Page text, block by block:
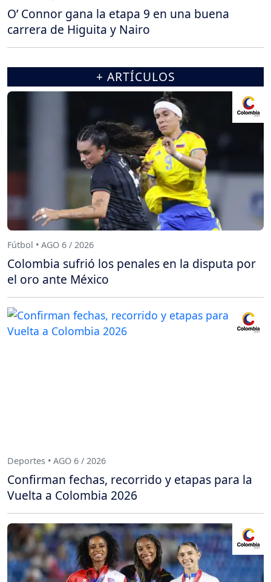
O’ Connor gana la etapa 9 en una buena
carrera de Higuita y Nairo
+ ARTÍCULOS
Fútbol • AGO 6 / 2026
Colombia sufrió los penales en la disputa por
el oro ante México
Deportes • AGO 6 / 2026
Confirman fechas, recorrido y etapas para la
Vuelta a Colombia 2026